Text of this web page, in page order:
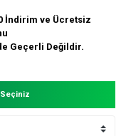
İndirim ve Ücretsiz
Geçerli Değildir.